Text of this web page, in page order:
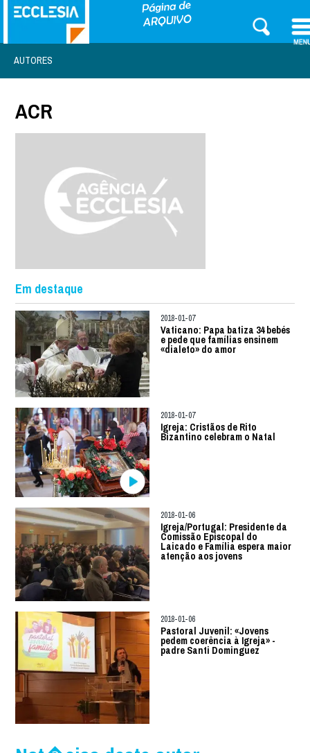
AUTORES
ACR
Em destaque
2018-01-07
Vaticano: Papa batiza 34 bebés
e pede que famílias ensinem
«dialeto» do amor
2018-01-07
Igreja: Cristãos de Rito
Bizantino celebram o Natal
2018-01-06
Igreja/Portugal: Presidente da
Comissão Episcopal do
Laicado e Família espera maior
atenção aos jovens
2018-01-06
Pastoral Juvenil: «Jovens
pedem coerência à Igreja» -
padre Santi Dominguez